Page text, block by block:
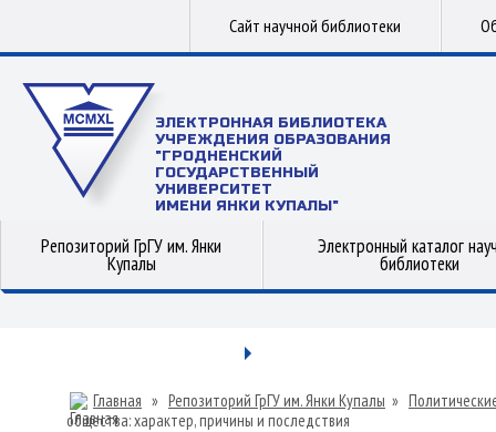
Сайт научной библиотеки
ЭЛЕКТРОННАЯ БИБЛИОТЕКА
УЧРЕЖДЕНИЯ ОБРАЗОВАНИЯ
"ГРОДНЕНСКИЙ
ГОСУДАРСТВЕННЫЙ
УНИВЕРСИТЕТ
ИМЕНИ ЯНКИ КУПАЛЫ"
Репозиторий ГрГУ им. Янки
Купалы
Электронный каталог
библиотеки
Главная » Репозиторий ГрГУ им. Янки Купалы »
общества: характер, причины и последствия